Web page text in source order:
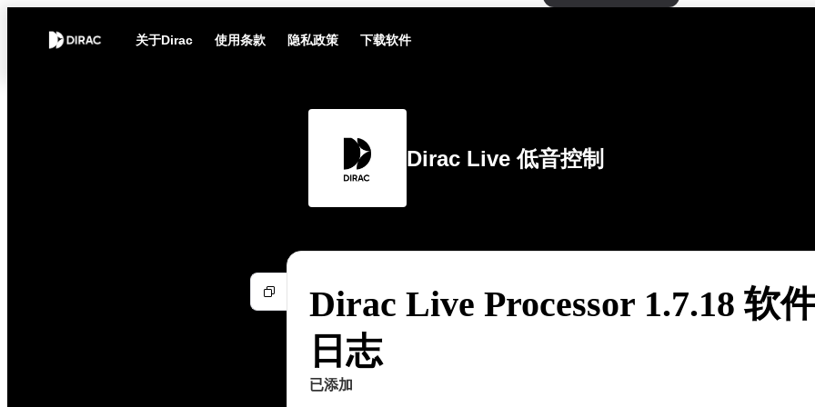
关于Dirac 使用条款 隐私政策 下载软件
Dirac Live 低音控制
Dirac Live Processor 1.7.18 软
日志
已添加